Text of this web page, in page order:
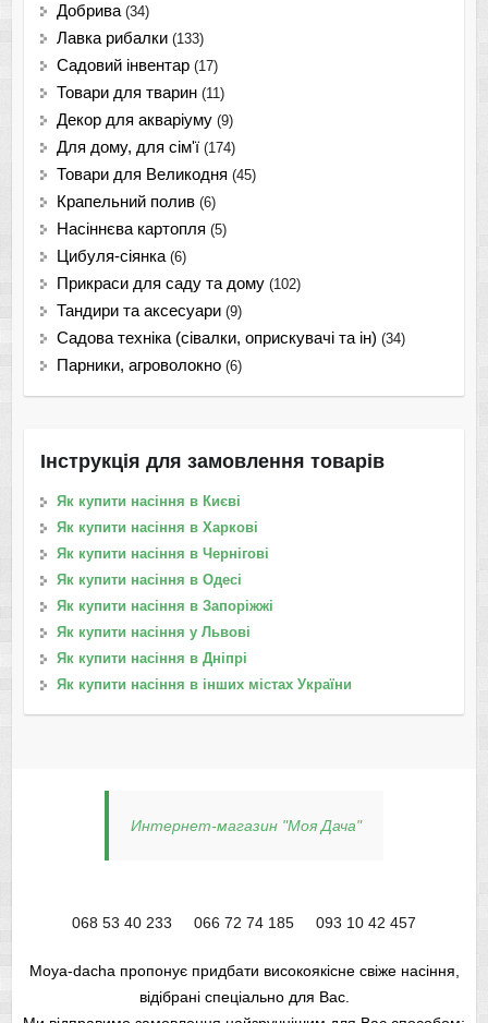
Добрива (34)
Лавка рибалки (133)
Садовий інвентар (17)
Товари для тварин (11)
Декор для акваріуму (9)
Для дому, для сім'ї (174)
Товари для Великодня (45)
Крапельний полив (6)
Насіннєва картопля (5)
Цибуля-сіянка (6)
Прикраси для саду та дому (102)
Тандири та аксесуари (9)
Садова техніка (сівалки, оприскувачі та ін) (34)
Парники, агроволокно (6)
Інструкція для замовлення товарів
Як купити насіння в Києві
Як купити насіння в Харкові
Як купити насіння в Чернігові
Як купити насіння в Одесі
Як купити насіння в Запоріжжі
Як купити насіння у Львові
Як купити насіння в Дніпрі
Як купити насіння в інших містах України
Интернет-магазин "Моя Дача"
068 53 40 233 066 72 74 185 093 10 42 457
Moya-dacha пропонує придбати високоякісне свіже насіння,
відібрані спеціально для Вас.